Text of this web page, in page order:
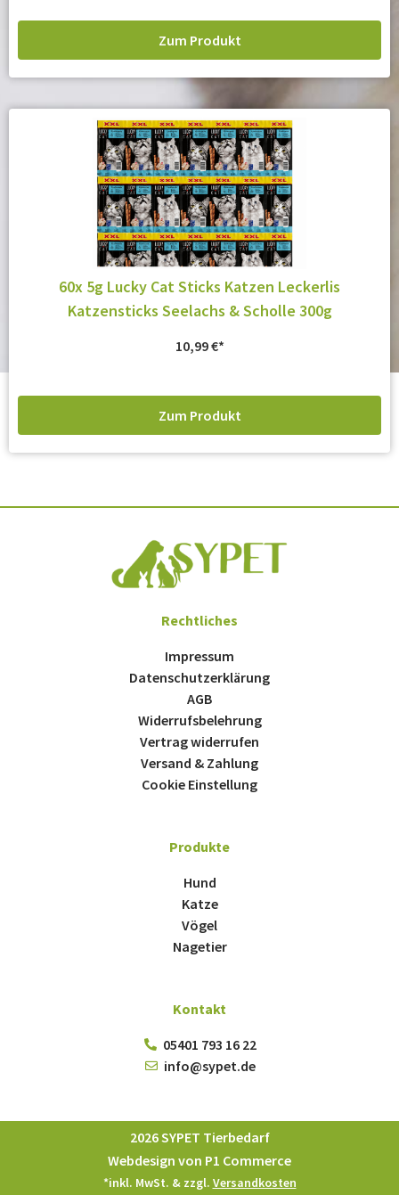
Zum Produkt
60x 5g Lucky Cat Sticks Katzen Leckerlis
Katzensticks Seelachs & Scholle 300g
10,99€
Zum Produkt
Rechtliches
Impressum
Datenschutzerklärung
AGB
Widerrufsbelehrung
Vertrag widerrufen
Versand & Zahlung
Cookie Einstellung
Produkte
Hund
Katze
Vögel
Nagetier
Kontakt
05401 793 16 22
info@sypet.de
2026 SYPET Tierbedarf
Webdesign von P1 Commerce
*inkl. MwSt. & zzgl. Versandkosten